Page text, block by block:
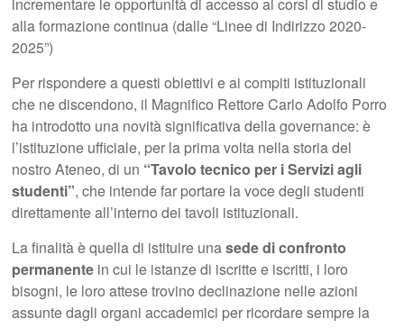
alla formazione continua (dalle “Linee di Indirizzo 2020-
2025”)
Per rispondere a questi obiettivi e ai compiti istituzionali
che ne discendono, il Magnifico Rettore Carlo Adolfo Porro
ha introdotto una novità significativa della governance: è
l’istituzione ufficiale, per la prima volta nella storia del
nostro Ateneo, di un “Tavolo tecnico per i Servizi agli
studenti”, che intende far portare la voce degli studenti
direttamente all’interno dei tavoli istituzionali.
La finalità è quella di istituire unasede di confronto
permanente in cui le istanze di iscritte e iscritti, i loro
bisogni, le loro attese trovino declinazione nelle azioni
assunte dagli organi accademici per ricordare sempre la